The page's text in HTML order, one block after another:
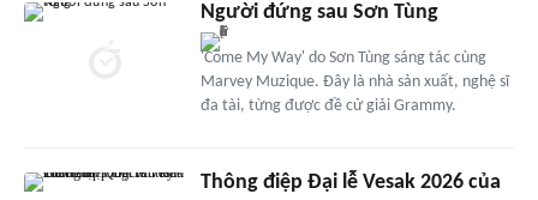
Người đứng sau Sơn Tùng
'Come My Way' do Sơn Tùng sáng tác cùng
Marvey Muzique. Đây là nhà sản xuất, nghệ sĩ
đa tài, từng được đề cử giải Grammy.
Thông điệp Đại lễ Vesak 2026 của